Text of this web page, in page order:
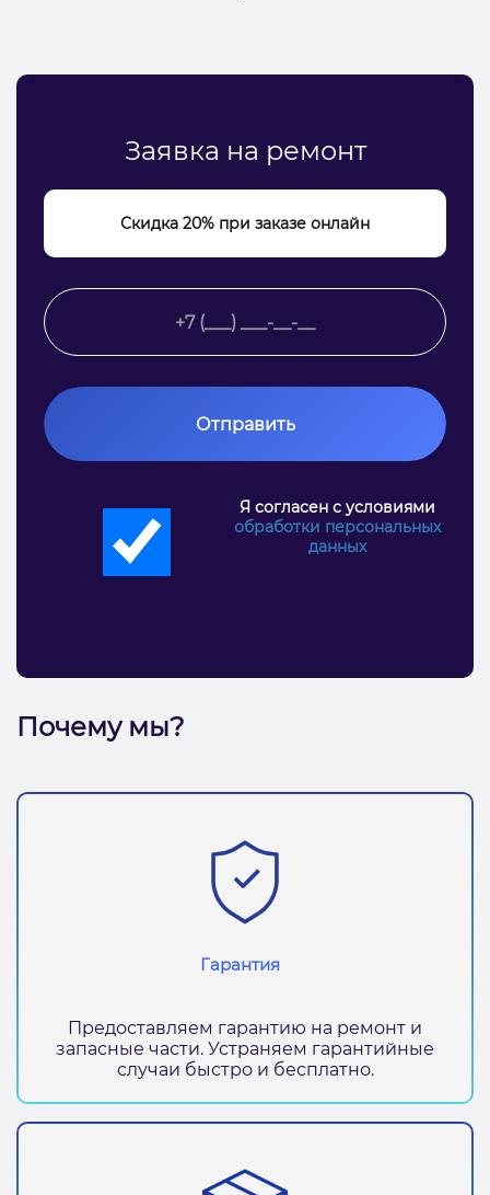
Заявка на ремонт
Скидка 20% при заказе онлайн
Отправить
Я согласен с условиями
обработки персональных
данных
Почему мы?
Гарантия
Предоставляем гарантию на ремонт и
запасные части. Устраняем гарантийные
случаи быстро и бесплатно.